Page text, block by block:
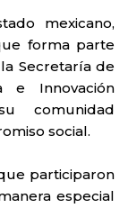
mexicano,
forma parte
Secretaría de
e Innovación
comunidad
social.
participaron
especial